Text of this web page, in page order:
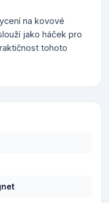
na kovové
jako háček pro
tohoto